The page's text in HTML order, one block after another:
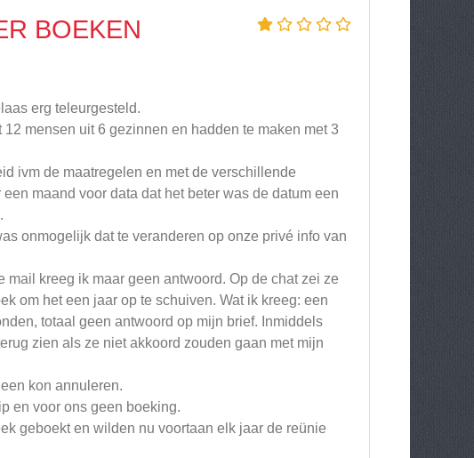
BOEKEN
erg teleurgesteld.
mensen uit 6 gezinnen en hadden te maken met 3
ivm de maatregelen en met de verschillende
maand voor data dat het beter was de datum een
onmogelijk dat te veranderen op onze privé info van
kreeg ik maar geen antwoord. Op de chat zei ze
om het een jaar op te schuiven. Wat ik kreeg: een
totaal geen antwoord op mijn brief. Inmiddels
zien als ze niet akkoord zouden gaan met mijn
kon annuleren.
en voor ons geen boeking.
geboekt en wilden nu voortaan elk jaar de reünie